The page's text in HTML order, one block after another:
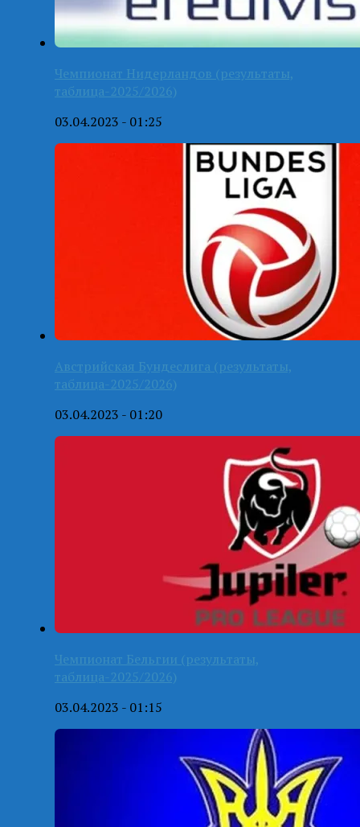
Чемпионат Нидерландов (результаты,
таблица-2025/2026)
03.04.2023 - 01:25
Австрийская Бундеслига (результаты,
таблица-2025/2026)
03.04.2023 - 01:20
Чемпионат Бельгии (результаты,
таблица-2025/2026)
03.04.2023 - 01:15